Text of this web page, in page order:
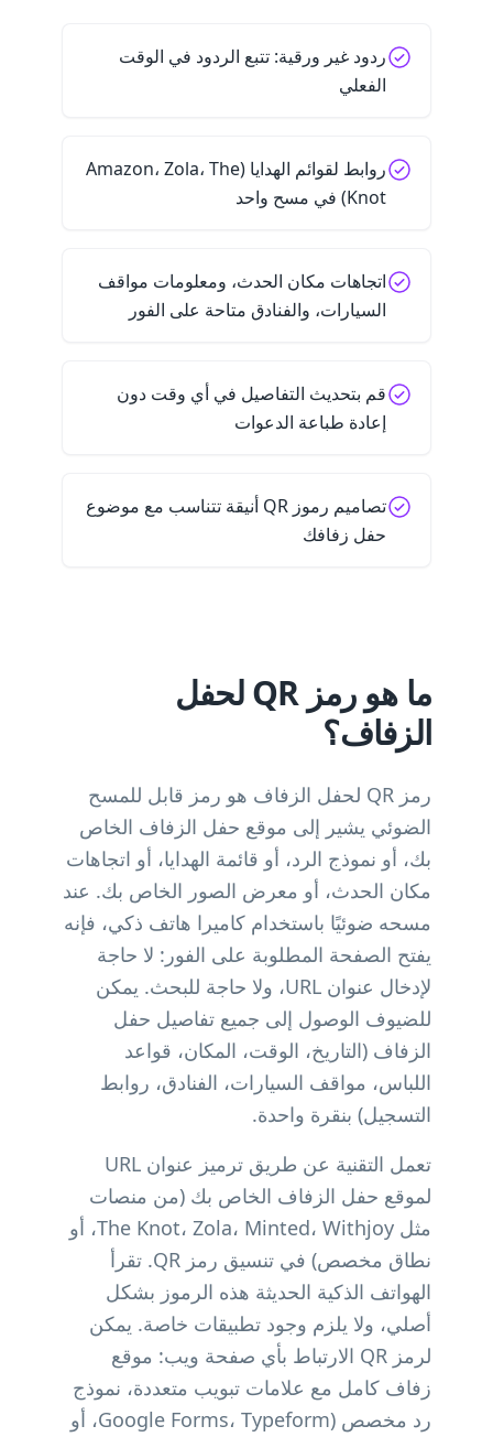
ردود غير ورقية: تتبع الردود في الوقت
الفعلي
روابط لقوائم الهدايا (Amazon، Zola، The
Knot) في مسح واحد
اتجاهات مكان الحدث، ومعلومات مواقف
السيارات، والفنادق متاحة على الفور
قم بتحديث التفاصيل في أي وقت دون
إعادة طباعة الدعوات
تصاميم رموز QR أنيقة تتناسب مع موضوع
حفل زفافك
ما هو رمز QR لحفل
الزفاف؟
رمز QR لحفل الزفاف هو رمز قابل للمسح
الضوئي يشير إلى موقع حفل الزفاف الخاص
بك، أو نموذج الرد، أو قائمة الهدايا، أو اتجاهات
مكان الحدث، أو معرض الصور الخاص بك. عند
مسحه ضوئيًا باستخدام كاميرا هاتف ذكي، فإنه
يفتح الصفحة المطلوبة على الفور: لا حاجة
لإدخال عنوان URL، ولا حاجة للبحث. يمكن
للضيوف الوصول إلى جميع تفاصيل حفل
الزفاف (التاريخ، الوقت، المكان، قواعد
اللباس، مواقف السيارات، الفنادق، روابط
التسجيل) بنقرة واحدة.
تعمل التقنية عن طريق ترميز عنوان URL
لموقع حفل الزفاف الخاص بك (من منصات
مثل The Knot، Zola، Minted، Withjoy، أو
نطاق مخصص) في تنسيق رمز QR. تقرأ
الهواتف الذكية الحديثة هذه الرموز بشكل
أصلي، ولا يلزم وجود تطبيقات خاصة. يمكن
لرمز QR الارتباط بأي صفحة ويب: موقع
زفاف كامل مع علامات تبويب متعددة، نموذج
رد مخصص (Google Forms، Typeform، أو